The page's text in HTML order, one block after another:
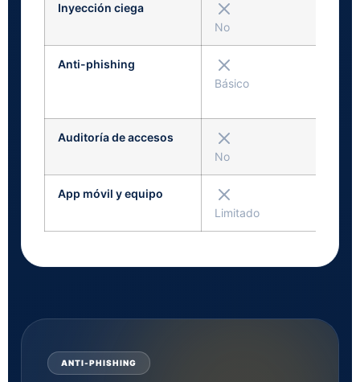
Inyección ciega
No
Anti-phishing
Básico
Auditoría de accesos
No
App móvil y equipo
Limitado
ANTI-PHISHING